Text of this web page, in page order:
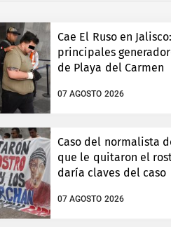
Cae El Ruso en
principales
de Playa del Carmen
07 AGOSTO 2026
Caso del normalista
que le quitaron el
daría claves del caso
07 AGOSTO 2026